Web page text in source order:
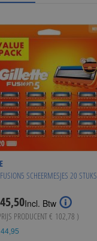
SCHEERMESJES 20 STUKS
Incl. Btw
PRODUCENT€ 102,78 )